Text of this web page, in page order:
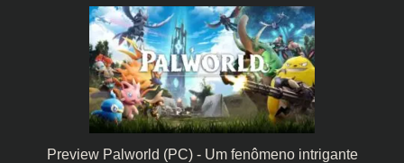
Preview Palworld (PC) - Um fenômeno intrigante